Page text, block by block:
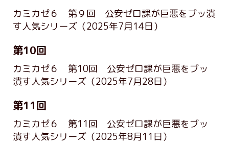
カミカゼ６ 第９回 公安ゼロ課が巨悪をブッ潰
す人気シリーズ （2025年7月14日）
第10回
カミカゼ６ 第10回 公安ゼロ課が巨悪をブッ
潰す人気シリーズ （2025年7月28日）
第11回
カミカゼ６ 第11回 公安ゼロ課が巨悪をブッ
潰す人気シリーズ （2025年8月11日）